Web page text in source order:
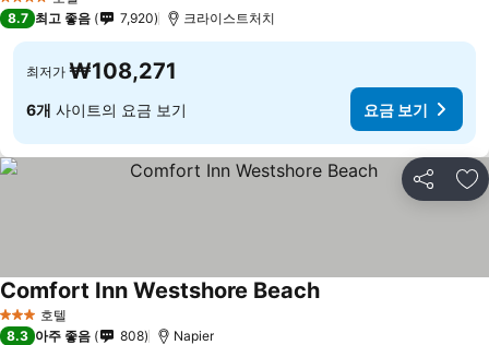
4 성급
8.7 최고 좋음 7,920 크라이스트처치
최저가 ₩108,271
6개 사이트의 요금 보기 요금 보기
공유 즐
3 성급 호텔
Comfort Inn Westshore Beach
8.3 아주 좋음 808 Napier